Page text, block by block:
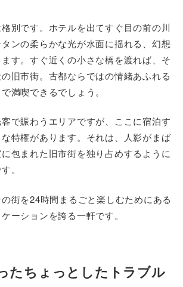
別です。ホテルを出てすぐ目の前の川
ンの柔らかな光が水面に揺れる、幻想
す。すぐ近くの小さな橋を渡れば、そ
旧市街。古都ならではの情緒あふれる
満喫できるでしょう。
で賑わうエリアですが、ここに宿泊す
特権があります。それは、人影がまば
包まれた旧市街を独り占めするように
。
街を24時間まるごと楽しむためにある
ーションを誇る一軒です。
たちょっとしたトラブル